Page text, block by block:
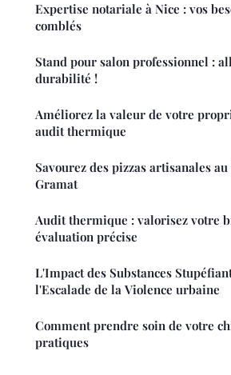
Expertise notariale à Nice : vos
comblés
Stand pour salon professionnel :
durabilité !
Améliorez la valeur de votre
audit thermique
Savourez des pizzas artisanales
Gramat
Audit thermique : valorisez votre
évaluation précise
L'Impact des Substances
l'Escalade de la Violence urbaine
Comment prendre soin de votre
pratiques